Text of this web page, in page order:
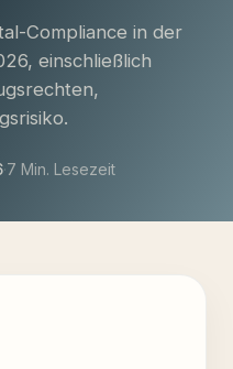
Compliance in der
einschließlich
·7 Min. Lesezeit